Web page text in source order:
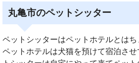
丸亀市のペットシッター
ペットシッターはペットホテルとはち
ペットホテルは犬猫を預けて宿泊さ